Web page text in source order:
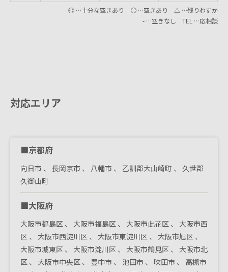
◎ …十分な空きあり 〇 …空きあり △ …残りわずか
- …空きなし TEL …応相談
対応エリア
■京都府
向日市 、 長岡京市 、 八幡市 、 乙訓郡大山崎町 、 久世郡
久御山町
■大阪府
大阪市都島区 、 大阪市福島区 、 大阪市此花区 、 大阪市西
区 、 大阪市西淀川区 、 大阪市東淀川区 、 大阪市旭区 、
大阪市城東区 、 大阪市淀川区 、 大阪市鶴見区 、 大阪市北
区 、 大阪市中央区 、 豊中市 、 池田市 、 吹田市 、 高槻市